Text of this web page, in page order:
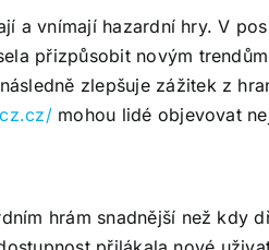
a vnímají hazardní hry. V
přizpůsobit novým
zlepšuje zážitek z
mohou lidé objevovat
hrám snadnější než kdy